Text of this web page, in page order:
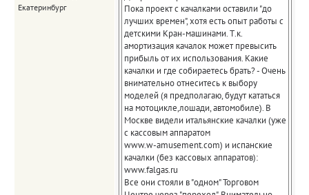
Екатеринбург
Пока проект с качалками оставили "до
лучших времен", хотя есть опыт работы с
детскими Кран-машинами. Т.к.
амортизация качалок может превысить
прибыль от их использования. Какие
качалки и где собираетесь брать? - Очень
внимательно отнеситесь к выбору
моделей (я предполагаю, будут кататься
на мотоцикле,лошади, автомобиле). В
Москве видели итальянские качалки (уже
с кассовым аппаратом
www.w-amusement.com) и испанские
качалки (без кассовых аппаратов):
www.falgas.ru
Все они стояли в "одном" Торговом